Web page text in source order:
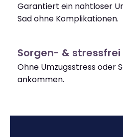
Garantiert ein nahtloser
Sad ohne Komplikationen.
Sorgen- & stressfrei
Ohne Umzugsstress oder
ankommen.